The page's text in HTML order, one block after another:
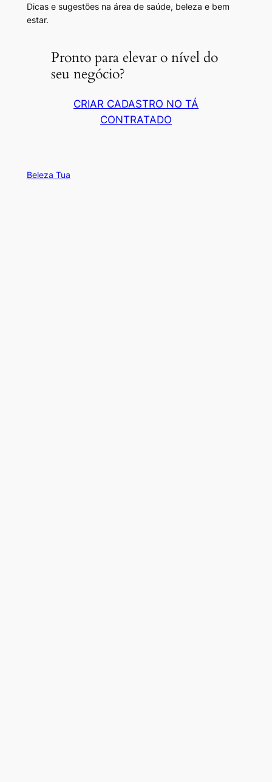
Dicas e sugestões na área de saúde, beleza e bem
estar.
Pronto para elevar o nível do
seu negócio?
CRIAR CADASTRO NO TÁ
CONTRATADO
Beleza Tua